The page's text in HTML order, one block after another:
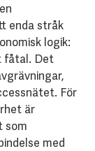
enda stråk
logik:
fåtal. Det
För
är
som
med